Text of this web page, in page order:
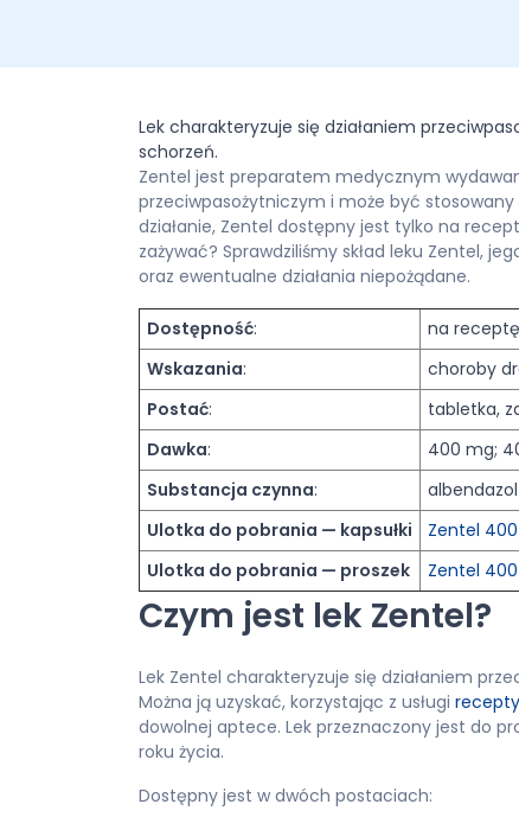
Lek charakteryzuje się działaniem
schorzeń.
Zentel jest preparatem medycznym
przeciwpasożytniczym i może być stosowany
działanie, Zentel dostępny jest tylko na
zażywać? Sprawdziliśmy skład leku Zentel,
oraz ewentualne działania niepożądane.
Dostępność:
na receptę
Wskazania:
choroby
Postać:
tabletka,
Dawka:
400 mg;
Substancja czynna:
albendazol
Ulotka do pobrania — kapsułki
Zentel
Ulotka do pobrania — proszek
Zentel
Czym jest lek Zentel?
Lek Zentel charakteryzuje się działaniem
Można ją uzyskać, korzystając z usługi
dowolnej aptece. Lek przeznaczony jest do
roku życia.
Dostępny jest w dwóch postaciach: